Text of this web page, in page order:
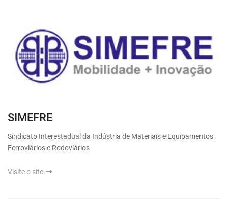
SIMEFRE
Sindicato Interestadual da Indústria de Materiais e Equipamentos
Ferroviários e Rodoviários
Visite o site